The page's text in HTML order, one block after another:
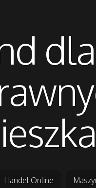
Handel Online